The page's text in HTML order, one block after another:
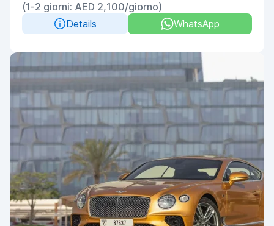
(1-2 giorni: AED 2,100/giorno)
Details
WhatsApp